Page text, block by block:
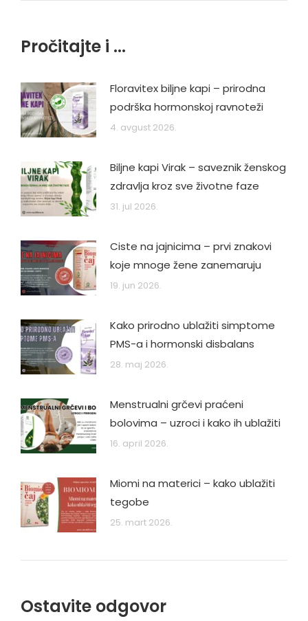
Pročitajte i ...
Floravitex biljne kapi – prirodna
podrška hormonskoj ravnoteži
4. avgust 2026.
Biljne kapi Virak – saveznik ženskog
zdravlja kroz sve životne faze
31. jul 2026.
Ciste na jajnicima – prvi znakovi
koje mnoge žene zanemaruju
19. jun 2026.
Kako prirodno ublažiti simptome
PMS-a i hormonski disbalans
28. maj 2026.
Menstrualni grčevi praćeni
bolovima – uzroci i kako ih ublažiti
16. april 2026.
Miomi na materici – kako ublažiti
tegobe
25. mart 2026.
Ostavite odgovor